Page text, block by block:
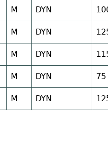
М DYN
М DYN
М DYN
М DYN 75
М DYN